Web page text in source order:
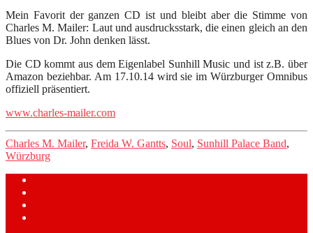
Mein Favorit der ganzen CD ist und bleibt aber die Stimme von
Charles M. Mailer: Laut und ausdrucksstark, die einen gleich an den
Blues von Dr. John denken lässt.
Die CD kommt aus dem Eigenlabel Sunhill Music und ist z.B. über
Amazon beziehbar. Am 17.10.14 wird sie im Würzburger Omnibus
offiziell präsentiert.
www.charles-mailer.com
Charles M. Mailer, Freida W. Gantts, Soul, Sunhill Palace Band,
Würzburg